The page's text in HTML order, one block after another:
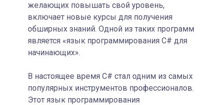
желающих повышать свой уровень,
включает новые курсы для получения
обширных знаний. Одной из таких программ
является «язык программирования C# для
начинающих».
В настоящее время C# стал одним из самых
популярных инструментов профессионалов.
Этот язык программирования